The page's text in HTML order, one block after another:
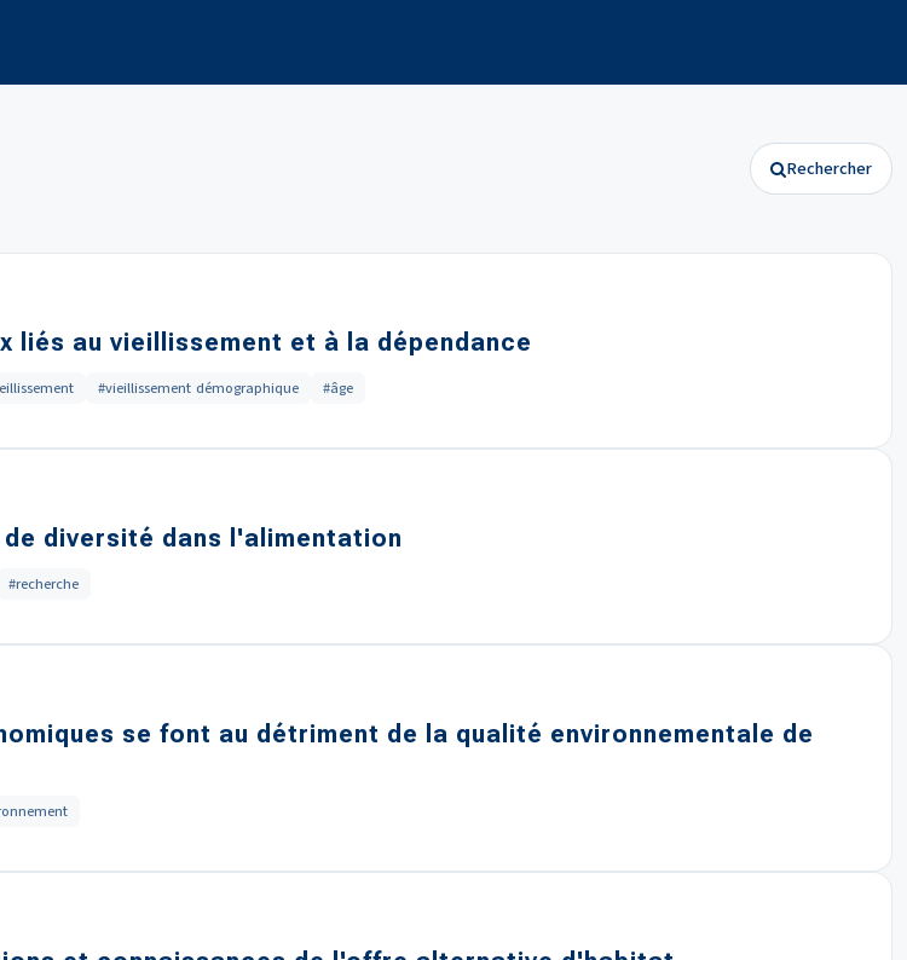
Rechercher
liés au vieillissement et à la dépendance
#vieillissement démographique #âge
diversité dans l'alimentation
#recherche
se font au détriment de la qualité environnementale de